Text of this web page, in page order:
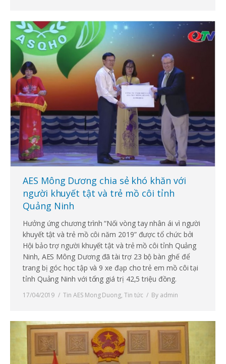
AES Mông Dương chia sẻ khó khăn với
người khuyết tật và trẻ mồ côi tỉnh
Quảng Ninh
Hưởng ứng chương trình “Nối vòng tay nhân ái vì người
khuyết tật và trẻ mồ côi năm 2019” được tổ chức bởi
Hội bảo trợ người khuyết tật và trẻ mồ côi tỉnh Quảng
Ninh, AES Mông Dương đã tài trợ 23 bộ bàn ghế để
trang bị góc học tập và 9 xe đạp cho trẻ em mồ côi tại
tỉnh Quảng Ninh với tổng giá trị 42,5 triệu đồng.
17/04/2019 Tin AES Mong Duong, Tin tức By admin